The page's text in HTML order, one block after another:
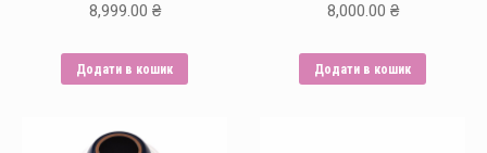
8,999.00 ₴
Додати в кошик
8,000.00 ₴
Додати в кошик